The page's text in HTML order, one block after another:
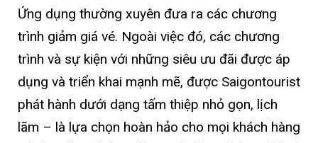
Ứng dụng thường xuyên đưa ra các chương
trình giảm giá vé. Ngoài việc đó, các chương
trình và sự kiện với những siêu ưu đãi được áp
dụng và triển khai mạnh mẽ, được Saigontourist
phát hành dưới dạng tấm thiệp nhỏ gọn, lịch
lãm – là lựa chọn hoàn hảo cho mọi khách hàng